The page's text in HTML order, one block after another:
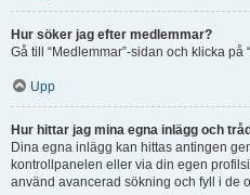
Hur söker jag efter medlemmar?
Gå till “Medlemmar”-sidan och klicka på
Upp
Hur hittar jag mina egna inlägg och
Dina egna inlägg kan hittas antingen
kontrollpanelen eller via din egen
använd avancerad sökning och fyll i de